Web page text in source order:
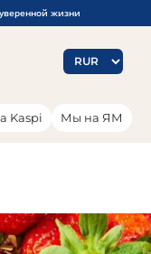
жизни
Kaspi Мы на ЯМ